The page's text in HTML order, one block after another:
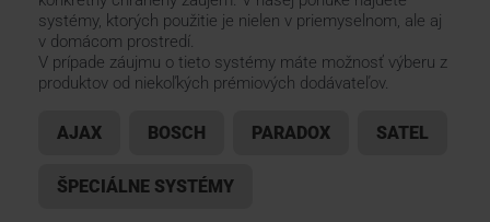
systémy, ktorých použitie je nielen v priemyselnom, ale aj
v domácom prostredí.
V prípade záujmu o tieto systémy máte možnosť výberu z
produktov od niekoľkých prémiových dodávateľov.
AJAX BOSCH PARADOX SATEL
ŠPECIÁLNE SYSTÉMY